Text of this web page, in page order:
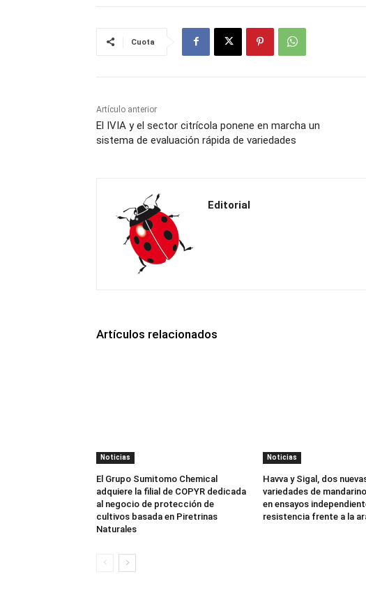
Cuota
Artículo anterior
El IVIA y el sector citrícola ponene en marcha un
sistema de evaluación rápida de variedades
Editorial
Artículos relacionados
Noticias
El Grupo Sumitomo Chemical
adquiere la filial de COPYR dedicada
al negocio de protección de
cultivos basada en Piretrinas
Naturales
Noticias
Havva y Sigal, dos
variedades de
en ensayos
resistencia frente a la